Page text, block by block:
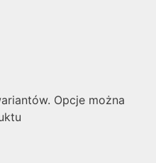
Opcje można